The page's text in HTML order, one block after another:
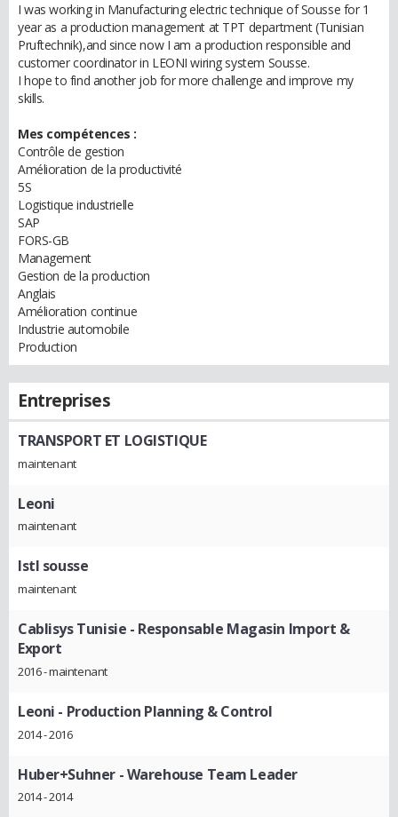
I was working in Manufacturing electric technique of Sousse for 1
year as a production management at TPT department (Tunisian
Pruftechnik),and since now I am a production responsible and
customer coordinator in LEONI wiring system Sousse.
I hope to find another job for more challenge and improve my
skills.
Mes compétences :
Contrôle de gestion
Amélioration de la productivité
5S
Logistique industrielle
SAP
FORS-GB
Management
Gestion de la production
Anglais
Amélioration continue
Industrie automobile
Production
Entreprises
TRANSPORT ET LOGISTIQUE
maintenant
Leoni
maintenant
Istl sousse
maintenant
Cablisys Tunisie - Responsable Magasin Import &
Export
2016 - maintenant
Leoni - Production Planning & Control
2014 - 2016
Huber+Suhner- Warehouse Team Leader
2014 - 2014